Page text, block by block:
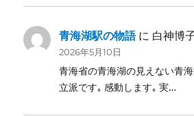
青海湖駅の物語に 白神博
2026年5月10日
青海省の青海湖の見えない青
立派です｡ 感動します｡ 実…